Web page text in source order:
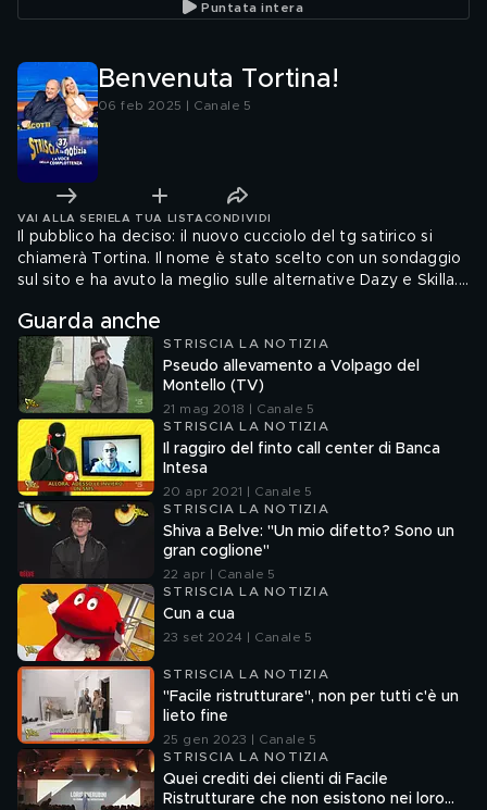
minacce. Il reportage di
regna il terrore
Puntata intera
Benvenuta Tortina!
06 feb 2025 | Canale 5
VAI ALLA SERIE LA TUA LISTA CONDIVIDI
Il pubblico ha deciso: il nuovo cucciolo del tg satirico si
chiamerà Tortina. Il nome è stato scelto con un sondaggio
sul sito e ha avuto la meglio sulle alternative Dazy e Skilla.
e Nausica Marasca
Guarda anche
STRISCIA LA NOTIZIA
Pseudo allevamento a Volpago del
Montello (TV)
21 mag 2018 | Canale 5
STRISCIA LA NOTIZIA
Il raggiro del finto call center di Banca
Intesa
20 apr 2021 | Canale 5
STRISCIA LA NOTIZIA
Shiva a Belve: "Un mio difetto? Sono un
gran coglione"
22 apr | Canale 5
STRISCIA LA NOTIZIA
Cun a cua
23 set 2024 | Canale 5
STRISCIA LA NOTIZIA
"Facile ristrutturare", non per tutti c'è un
lieto fine
25 gen 2023 | Canale 5
STRISCIA LA NOTIZIA
Quei crediti dei clienti di Facile
Ristrutturare che non esistono nei loro